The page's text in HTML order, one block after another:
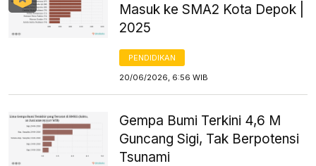
Masuk ke SMA2 Kota Depok |
2025
PENDIDIKAN
20/06/2026, 6:56 WIB
Gempa Bumi Terkini 4,6 M
Guncang Sigi, Tak Berpotensi
Tsunami